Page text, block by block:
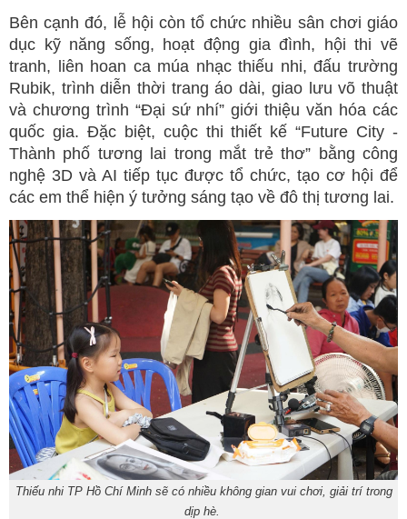
Bên cạnh đó, lễ hội còn tổ chức nhiều sân chơi giáo
dục kỹ năng sống, hoạt động gia đình, hội thi vẽ
tranh, liên hoan ca múa nhạc thiếu nhi, đấu trường
Rubik, trình diễn thời trang áo dài, giao lưu võ thuật
và chương trình “Đại sứ nhí” giới thiệu văn hóa các
quốc gia. Đặc biệt, cuộc thi thiết kế “Future City -
Thành phố tương lai trong mắt trẻ thơ” bằng công
nghệ 3D và AI tiếp tục được tổ chức, tạo cơ hội để
các em thể hiện ý tưởng sáng tạo về đô thị tương lai.
Thiếu nhi TP Hồ Chí Minh sẽ có nhiều không gian vui chơi, giải trí trong
dịp hè.